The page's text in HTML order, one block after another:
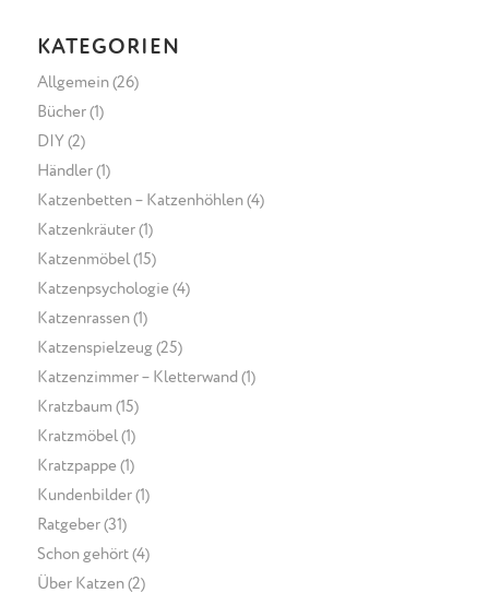
KATEGORIEN
Allgemein(26)
Bücher(1)
DIY (2)
Händler(1)
Katzenbetten – Katzenhöhlen(4)
Katzenkräuter(1)
Katzenmöbel (15)
Katzenpsychologie (4)
Katzenrassen(1)
Katzenspielzeug(25)
Katzenzimmer – Kletterwand (1)
Kratzbaum (15)
Kratzmöbel (1)
Kratzpappe (1)
Kundenbilder(1)
Ratgeber(31)
Schon gehört(4)
Über Katzen(2)